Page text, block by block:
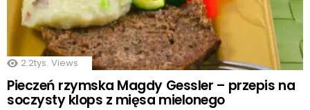
2.2tys. Views
Pieczeń rzymska Magdy Gessler – przepis na
soczysty klops z mięsa mielonego